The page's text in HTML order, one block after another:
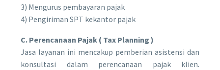
3) Mengurus pembayaran pajak
4) Pengiriman SPT kekantor pajak
C. Perencanaan Pajak ( Tax Planning )
Jasa layanan ini mencakup pemberian asistensi dan
konsultasi dalam perencanaan pajak klien.